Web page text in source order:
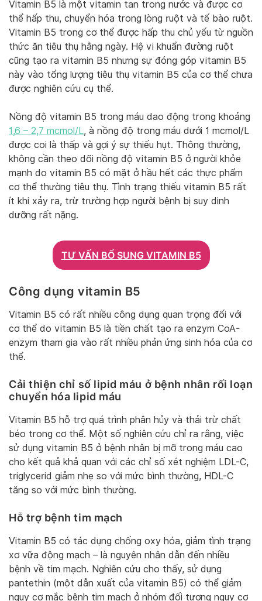
Vitamin B5 là một vitamin tan trong nước và được cơ
thể hấp thu, chuyển hóa trong lòng ruột và tế bào ruột.
Vitamin B5 trong cơ thể được hấp thu chủ yếu từ nguồn
thức ăn tiêu thụ hằng ngày. Hệ vi khuẩn đường ruột
cũng tạo ra vitamin B5 nhưng sự đóng góp vitamin B5
này vào tổng lượng tiêu thụ vitamin B5 của cơ thể chưa
được nghiên cứu cụ thể.
Nồng độ vitamin B5 trong máu dao động trong khoảng
1,6 – 2,7 mcmol/L, à nồng độ trong máu dưới 1 mcmol/L
được coi là thấp và gợi ý sự thiếu hụt. Thông thường,
không cần theo dõi nồng độ vitamin B5 ở người khỏe
mạnh do vitamin B5 có mặt ở hầu hết các thực phẩm
cơ thể thường tiêu thụ. Tình trạng thiếu vitamin B5 rất
ít khi xảy ra, trừ trường hợp người bệnh bị suy dinh
dưỡng rất nặng.
TƯ VẤN BỔ SUNG VITAMIN B5
Công dụng vitamin B5
Vitamin B5 có rất nhiều công dụng quan trọng đối với
cơ thể do vitamin B5 là tiền chất tạo ra enzym CoA-
enzym tham gia vào rất nhiều phản ứng sinh hóa của cơ
thể.
Cải thiện chỉ số lipid máu ở bệnh nhân rối loạn
chuyển hóa lipid máu
Vitamin B5 hỗ trợ quá trình phân hủy và thải trừ chất
béo trong cơ thể. Một số nghiên cứu chỉ ra rằng, việc
sử dụng vitamin B5 ở bệnh nhân bị mỡ trong máu cao
cho kết quả khả quan với các chỉ số xét nghiệm LDL-C,
triglycerid giảm nhẹ so với mức bình thường, HDL-C
tăng so với mức bình thường.
Hỗ trợ bệnh tim mạch
Vitamin B5 có tác dụng chống oxy hóa, giảm tình trạng
xơ vữa động mạch – là nguyên nhân dẫn đến nhiều
bệnh về tim mạch. Nghiên cứu cho thấy, sử dụng
pantethin (một dẫn xuất của vitamin B5) có thể giảm
nguy cơ mắc bệnh tim mạch ở nhóm đối tượng nguy cơ